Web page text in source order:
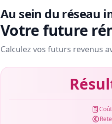
Au sein du réseau
Votre future
Calculez vos futurs revenus